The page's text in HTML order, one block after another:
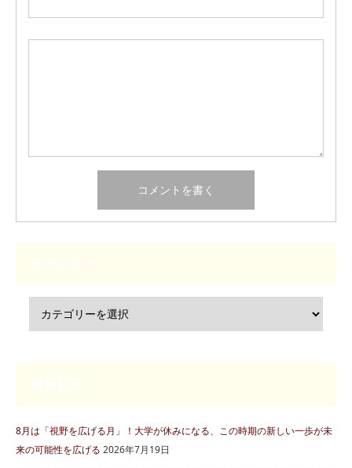
8月は「視野を広げる月」！大学が休みになる、この時期の新しい一歩が未
来の可能性を広げる 2026年7月19日